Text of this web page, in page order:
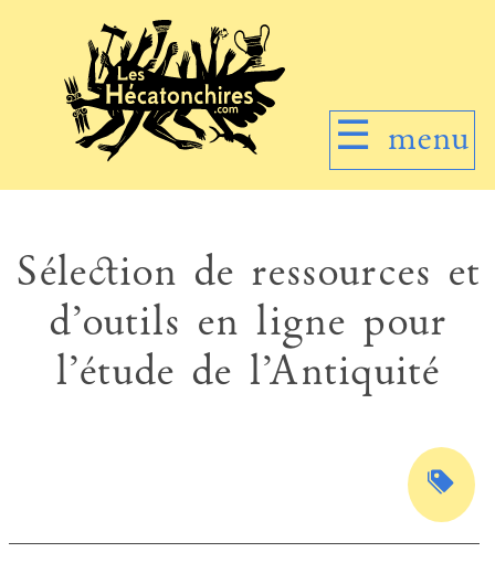
☰ menu
Sélection de ressources et
d’outils en ligne pour
l’étude de l’Antiquité